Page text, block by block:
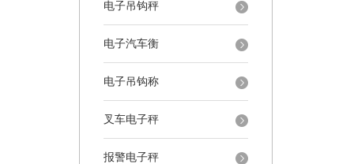
电子吊钩秤
电子汽车衡
电子吊钩称
叉车电子秤
报警电子秤